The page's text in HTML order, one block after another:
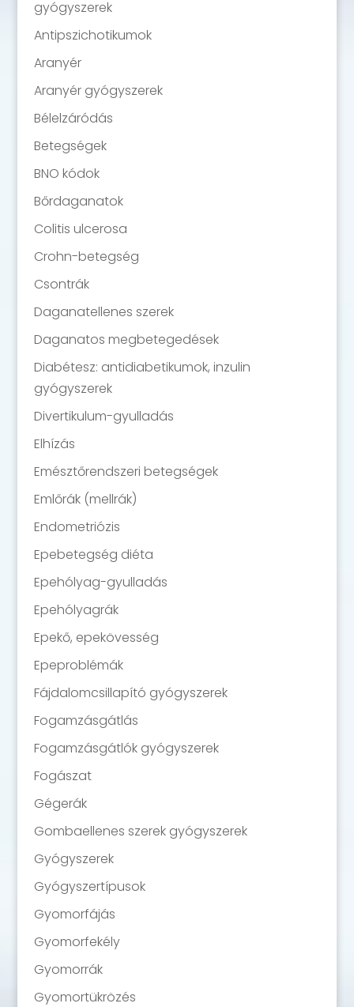
gyógyszerek
Antipszichotikumok
Aranyér
Aranyér gyógyszerek
Bélelzáródás
Betegségek
BNO kódok
Bőrdaganatok
Colitis ulcerosa
Crohn-betegség
Csontrák
Daganatellenes szerek
Daganatos megbetegedések
Diabétesz: antidiabetikumok, inzulin
gyógyszerek
Divertikulum-gyulladás
Elhízás
Emésztőrendszeri betegségek
Emlőrák (mellrák)
Endometriózis
Epebetegség diéta
Epehólyag-gyulladás
Epehólyagrák
Epekő, epekövesség
Epeproblémák
Fájdalomcsillapító gyógyszerek
Fogamzásgátlás
Fogamzásgátlók gyógyszerek
Fogászat
Gégerák
Gombaellenes szerek gyógyszerek
Gyógyszerek
Gyógyszertípusok
Gyomorfájás
Gyomorfekély
Gyomorrák
Gyomortükrözés